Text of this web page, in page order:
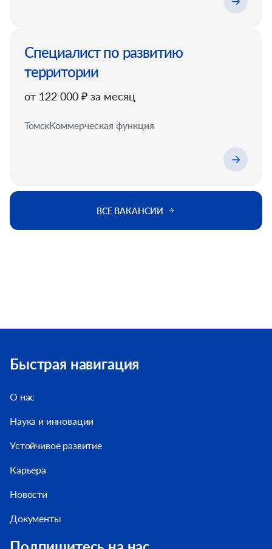
Специалист по развитию
территории
от 122 000 ₽ за месяц
ТомскКоммерческая функция
ВСЕ ВАКАНСИИ
Быстрая навигация
О нас
Наука и инновации
Устойчивое развитие
Карьера
Новости
Документы